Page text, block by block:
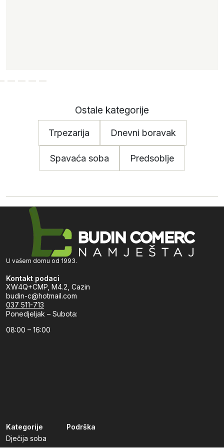
Ostale kategorije
Trpezarija Dnevni boravak
Spavaća soba Predsoblje
U vašem domu od 1993.
Kontakt podaci
XW4Q+CMP, M4.2, Cazin
budin-c@hotmail.com
037 511-713
Ponedjeljak – Subota:
08:00 – 16:00
Kategorije
Dječija soba
Podrška